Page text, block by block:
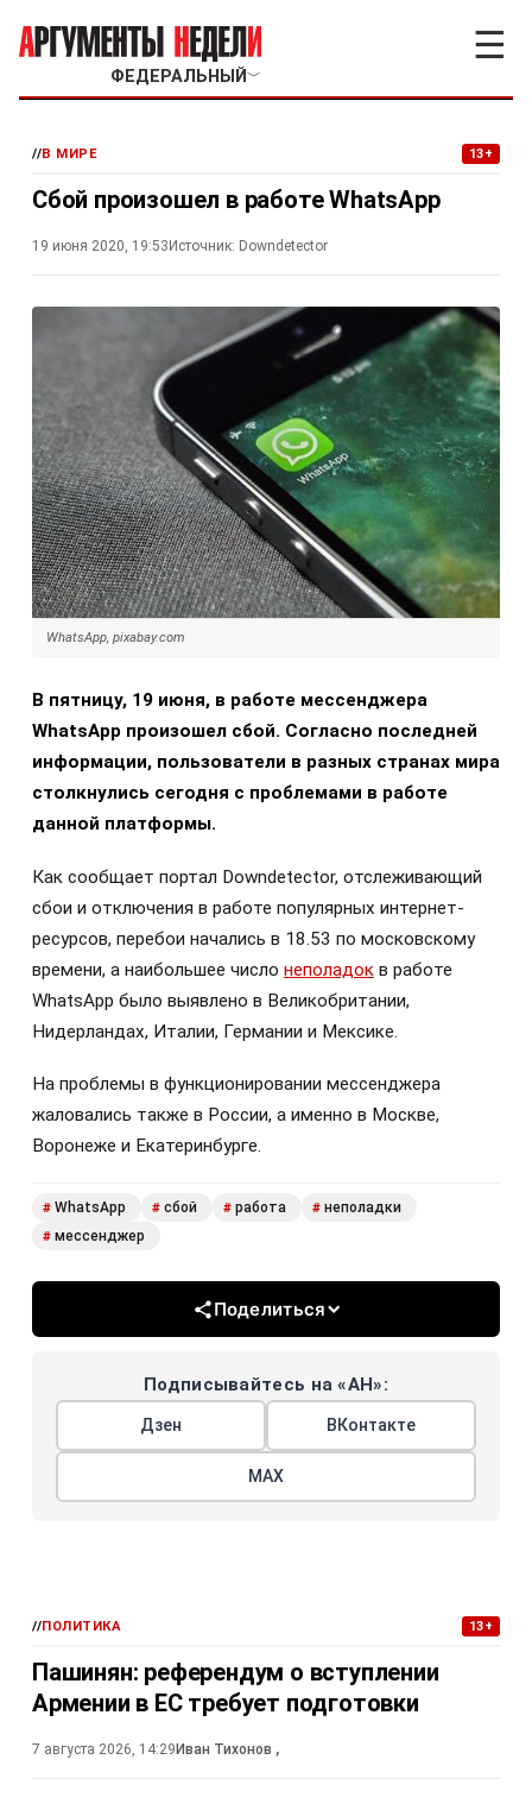
ФЕДЕРАЛЬНЫЙ ﹀
☰
//В МИРЕ 13+
Сбой произошел в работе WhatsApp
19 июня 2020, 19:53 Источник: Downdetector
WhatsApp, pixabay.com
В пятницу, 19 июня, в работе мессенджера
WhatsApp произошел сбой. Согласно последней
информации, пользователи в разных странах мира
столкнулись сегодня с проблемами в работе
данной платформы.
Как сообщает портал Downdetector, отслеживающий
сбои и отключения в работе популярных интернет-
ресурсов, перебои начались в 18.53 по московскому
времени, а наибольшее число неполадок в работе
WhatsApp было выявлено в Великобритании,
Нидерландах, Италии, Германии и Мексике.
На проблемы в функционировании мессенджера
жаловались также в России, а именно в Москве,
Воронеже и Екатеринбурге.
# WhatsApp # сбой # работа # неполадки
# мессенджер
Поделиться
Подписывайтесь на «АН»:
Дзен ВКонтакте
МАХ
//ПОЛИТИКА 13+
Пашинян: референдум о вступлении
Армении в ЕС требует подготовки
7 августа 2026, 14:29 Иван Тихонов ,